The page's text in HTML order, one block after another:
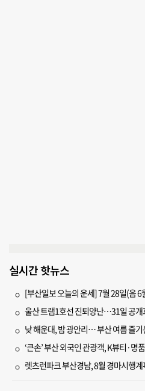
실시간 핫뉴스
[부산일보 오늘의 운세] 7월 28일(음 6
울산 트램1호선 진퇴양난…31일 공개
낮 해운대, 밤 광안리… 부산 여름 즐기
‘큰손’ 부산 외국인 관광객, K뷰티·명
렛츠런파크 부산경남, 8월 경마시행